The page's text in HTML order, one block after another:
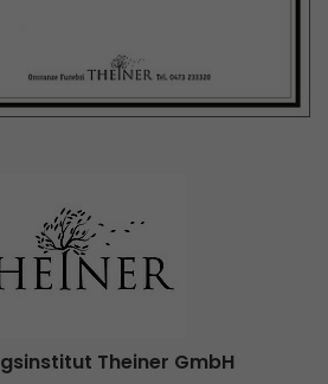
Theiner GmbH